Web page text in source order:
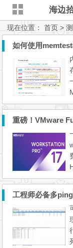
海边
现在位置：首页 >
如何使用